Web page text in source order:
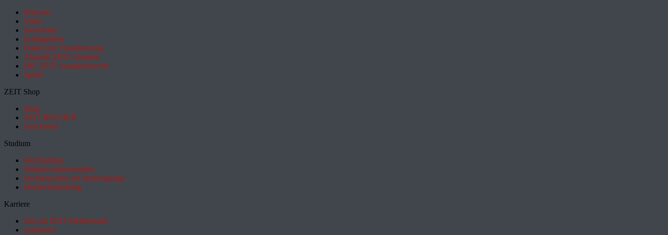
Podcasts
Video
Newsletter
Schlagzeilen
Daten und Visualisierung
Aktuelle ZEIT-Ausgabe
DIE ZEIT Ausgabenarchiv
Spiele
ZEIT Shop
Shop
ZEIT BÜCHER
Geschenke
Studium
HeyStudium
Studium-Interessentest
Suchmaschine für Studiengänge
Hochschulranking
Karriere
Jobs im ZEIT Stellenmarkt
academics